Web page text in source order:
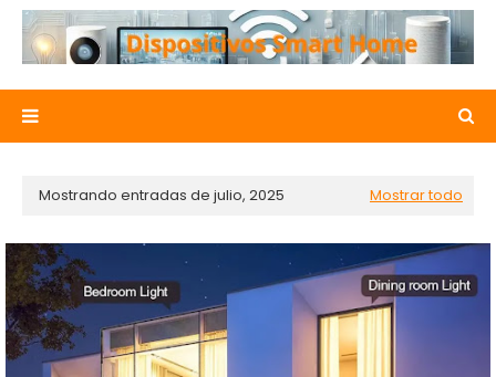
Mostrando entradas de julio, 2025 Mostrar todo